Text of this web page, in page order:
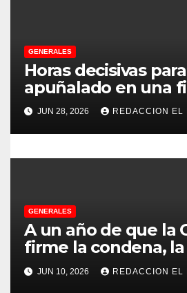
e
e
n
t
r
d
a
s
GENERALES
Horas decisivas
apuñalado en una
con más de 500
Chilecito
JUN 28, 2026 REDACCION EL
GENERALES
A un año de que la
firme la condena, la
no pudo
a CFK
JUN 10, 2026 REDACCION EL